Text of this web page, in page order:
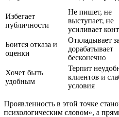
Избегает
публичности
Не пишет, не
выступает, не
усиливает
Боится отказа и
оценки
Откладывает
дорабатывает
бесконечно
Хочет быть
удобным
Терпит
клиентов и
условия
Проявленность в этой точке
психологическим словом», а